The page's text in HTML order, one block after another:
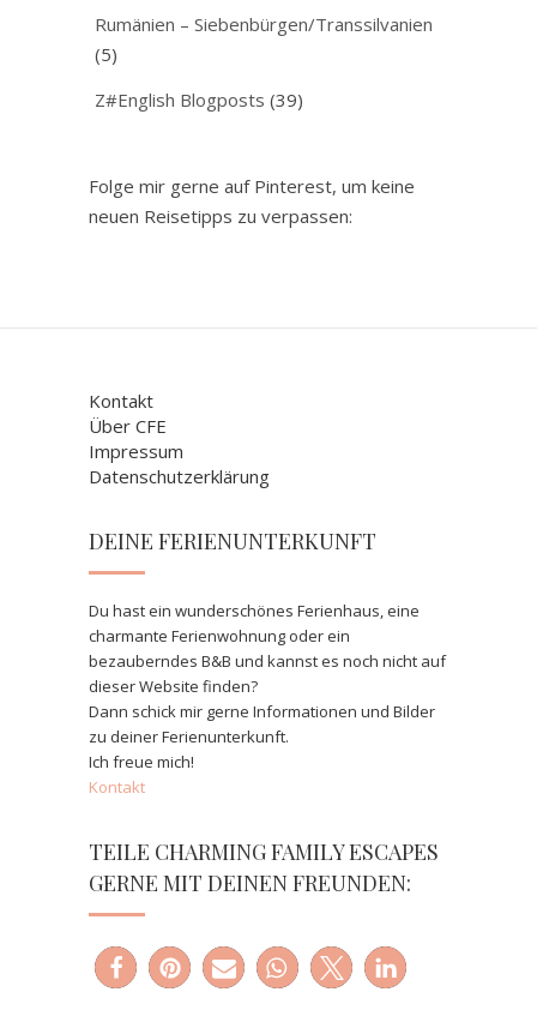
Rumänien – Siebenbürgen/Transsilvanien
(5)
Z#English Blogposts (39)
Folge mir gerne auf Pinterest, um keine
neuen Reisetipps zu verpassen:
Kontakt
Über CFE
Impressum
Datenschutzerklärung
DEINE FERIENUNTERKUNFT
Du hast ein wunderschönes Ferienhaus, eine
charmante Ferienwohnung oder ein
bezauberndes B&B und kannst es noch nicht auf
dieser Website finden?
Dann schick mir gerne Informationen und Bilder
zu deiner Ferienunterkunft.
Ich freue mich!
Kontakt
TEILE CHARMING FAMILY ESCAPES
GERNE MIT DEINEN FREUNDEN: